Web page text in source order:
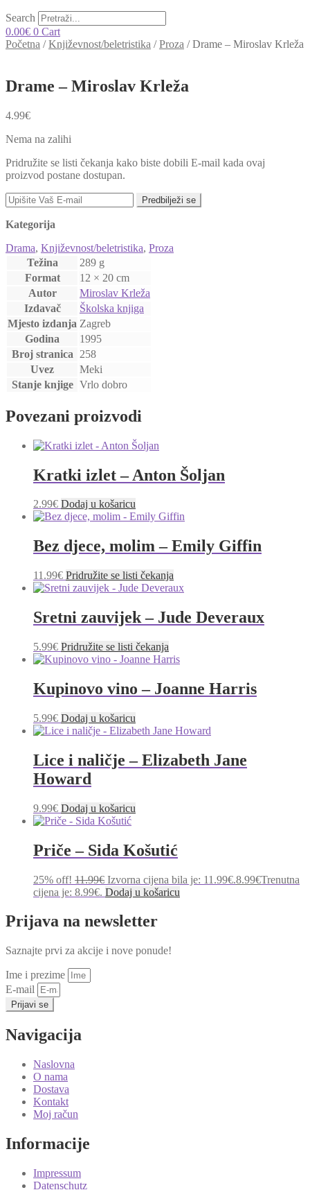
Search
0.00€ 0 Cart
Početna /Književnost/beletristika /Proza /Drame – Miroslav Krleža
Drame – Miroslav Krleža
4.99€
Nema na zalihi
Pridružite se listi čekanja kako biste dobili E-mail kada ovaj
proizvod postane dostupan.
Predbilježi se
Kategorija
Drama, Književnost/beletristika, Proza
Težina
289 g
Format
12 × 20 cm
Autor
Miroslav Krleža
Izdavač
Školska knjiga
Mjesto izdanja Zagreb
Godina
1995
Broj stranica
258
Uvez
Meki
Stanje knjige Vrlo dobro
Povezani proizvodi
Kratki izlet – Anton Šoljan
2.99€ Dodaj u košaricu
Bez djece, molim – Emily Giffin
11.99€ Pridružite se listi čekanja
Sretni zauvijek – Jude Deveraux
5.99€ Pridružite se listi čekanja
Kupinovo vino – Joanne Harris
5.99€ Dodaj u košaricu
Lice i naličje – Elizabeth Jane
Howard
9.99€ Dodaj u košaricu
Priče – Sida Košutić
25% off! 11.99€ Izvorna cijena bila je: 11.99€.8.99€Trenutna
cijena je: 8.99€. Dodaj u košaricu
Prijava na newsletter
Saznajte prvi za akcije i nove ponude!
Ime i prezime
E-mail
Prijavi se
Navigacija
Naslovna
O nama
Dostava
Kontakt
Moj račun
Informacije
Impressum
Datenschutz